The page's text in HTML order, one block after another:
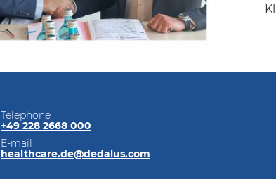
Telephone
+49 228 2668 000
E-mail
healthcare.de@dedalus.com